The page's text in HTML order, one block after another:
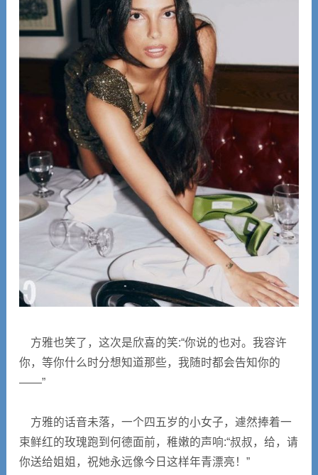
方雅也笑了，这次是欣喜的笑:“你说的也对。我容许
你，等你什么时分想知道那些，我随时都会告知你的
――”
方雅的话音未落，一个四五岁的小女子，遽然捧着一
束鲜红的玫瑰跑到何德面前，稚嫩的声响:“叔叔，给，请
你送给姐姐，祝她永远像今日这样年青漂亮！”